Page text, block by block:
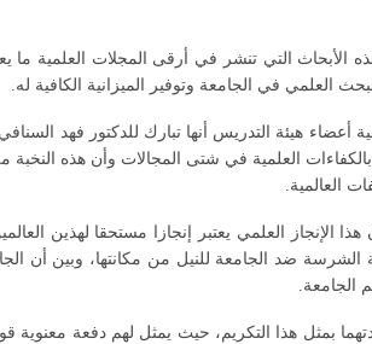
الأبحاث التي تنشر في أرقى المجلات العلمية ما
العلمي في الجامعة وتوفير الميزانية الكافية له.
هيئة التدريس أنها تبارك للدكتور فهد
العلمية في شتى المجالات وأن هذه النخبة
العالمية.
الإنجاز العلمي يعتبر إنجازا مستحقا لهذين
ضد الجامعة للنيل من مكانتها، وبين أن
الجامعة.
بمثل هذا التكريم، حيث يمثل لهم دفعة معنوية